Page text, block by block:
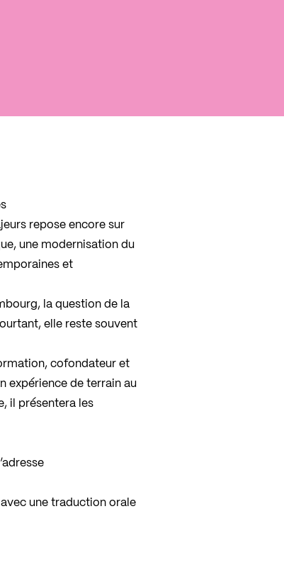
repose encore sur
une modernisation du
et
la question de la
elle reste souvent
cofondateur et
expérience de terrain au
il présentera les
une traduction orale